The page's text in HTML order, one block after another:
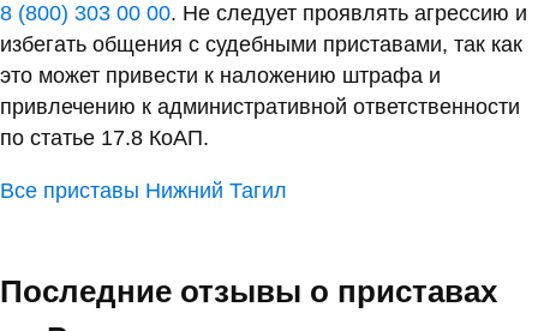
8 (800) 303 00 00. Не следует проявлять агрессию и
избегать общения с судебными приставами, так как
это может привести к наложению штрафа и
привлечению к административной ответственности
по статье 17.8 КоАП.
Все приставы Нижний Тагил
Последние отзывы о приставах